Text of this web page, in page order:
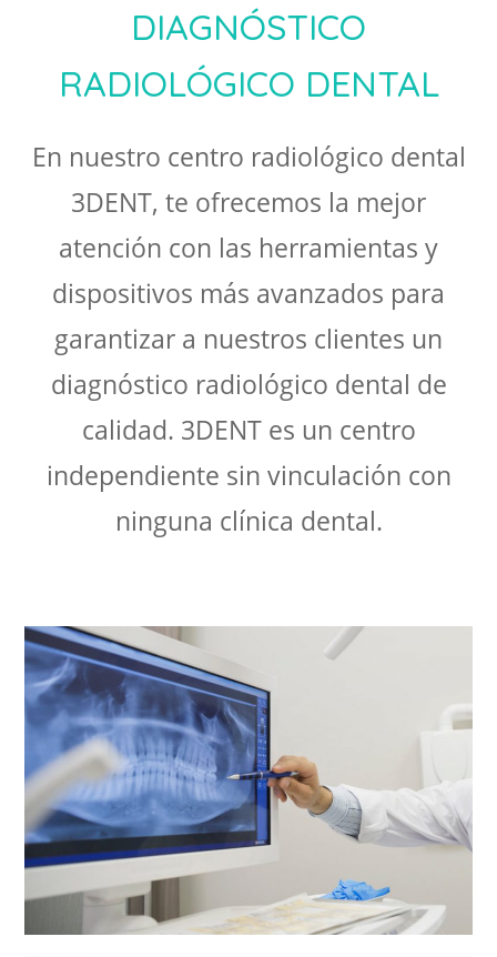
DIAGNÓSTICO
RADIOLÓGICO DENTAL
En nuestro centro radiológico dental
3DENT, te ofrecemos la mejor
atención con las herramientas y
dispositivos más avanzados para
garantizar a nuestros clientes un
diagnóstico radiológico dental de
calidad. 3DENT es un centro
independiente sin vinculación con
ninguna clínica dental.